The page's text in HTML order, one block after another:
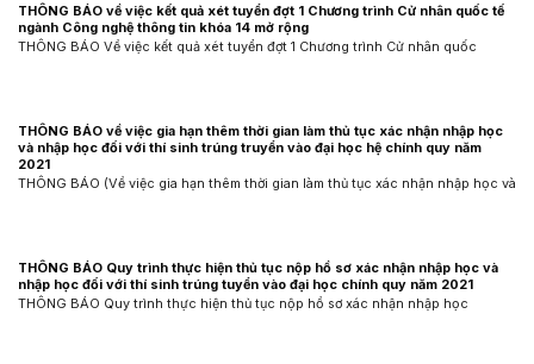
THÔNG BÁO về việc kết quả xét tuyển đợt 1 Chương trình Cử nhân quốc tế
ngành Công nghệ thông tin khóa 14 mở rộng
THÔNG BÁO Về việc kết quả xét tuyển đợt 1 Chương trình Cử nhân quốc
THÔNG BÁO về việc gia hạn thêm thời gian làm thủ tục xác nhận nhập học
và nhập học đối với thí sinh trúng truyển vào đại học hệ chính quy năm
2021
THÔNG BÁO (Về việc gia hạn thêm thời gian làm thủ tục xác nhận nhập học và
THÔNG BÁO Quy trình thực hiện thủ tục nộp hồ sơ xác nhận nhập học và
nhập học đối với thí sinh trúng tuyển vào đại học chính quy năm 2021
THÔNG BÁO Quy trình thực hiện thủ tục nộp hồ sơ xác nhận nhập học